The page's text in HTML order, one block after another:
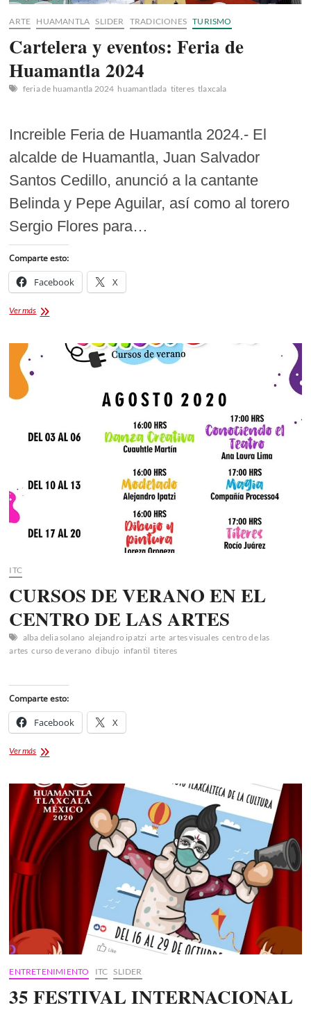
ARTE HUAMANTLA SLIDER TRADICIONES TURISMO
Cartelera y eventos: Feria de
Huamantla 2024
feria de huamantla 2024 huamantlada titeres tlaxcala
Increible Feria de Huamantla 2024.- El
alcalde de Huamantla, Juan Salvador
Santos Cedillo, anunció a la cantante
Belinda y Pepe Aguilar, así como al torero
Sergio Flores para…
Comparte esto:
Facebook X
Ver másCartelera
de
ITC
CURSOS DE VERANO EN EL
CENTRO DE LAS ARTES
alba delia solano alejandro ipatzi arte artes visuales centro de las
artes curso de verano dibujo infantil titeres
Comparte esto:
Facebook X
Ver másCURSOS
EN
EL
CENTRO
DE
LAS
ARTES
ENTRETENIMIENTO ITC SLIDER
35 FESTIVAL INTERNACIONAL